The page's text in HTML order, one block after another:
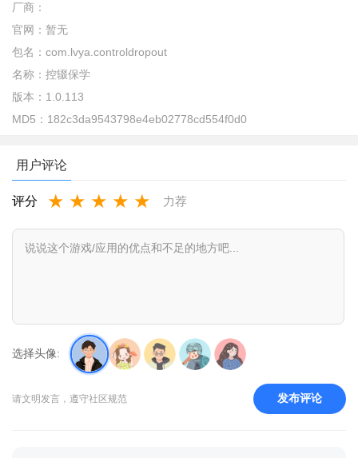
厂商：
官网： 暂无
包名： com.lvya.controldropout
名称： 控辍保学
版本： 1.0.113
MD5： 182c3da9543798e4eb02778cd554f0d0
用户评论
评分 ★ ★ ★ ★ ★ 力荐
选择头像:
请文明发言，遵守社区规范 发布评论